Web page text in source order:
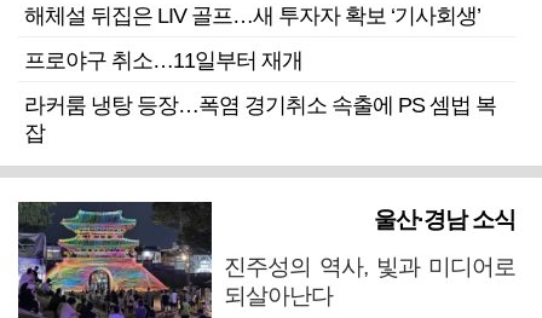
해체설 뒤집은 LIV 골프…새 투자자 확보 ‘기사회생’
프로야구 취소…11일부터 재개
라커룸 냉탕 등장…폭염 경기취소 속출에 PS 셈법 복
잡
울산·경남 소식
진주성의 역사, 빛과 미디어로
되살아난다